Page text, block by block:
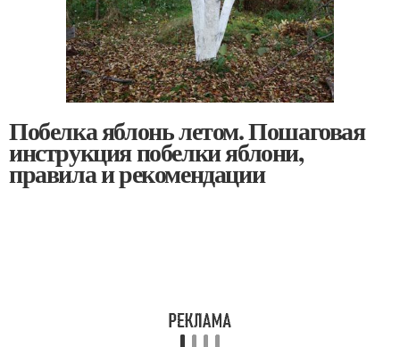
Побелка яблонь летом. Пошаговая
инструкция побелки яблони,
правила и рекомендации